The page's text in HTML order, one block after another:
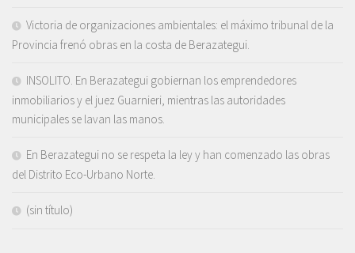
Victoria de organizaciones ambientales: el máximo tribunal de la
Provincia frenó obras en la costa de Berazategui.
INSOLITO. En Berazategui gobiernan los emprendedores
inmobiliarios y el juez Guarnieri, mientras las autoridades
municipales se lavan las manos.
En Berazategui no se respeta la ley y han comenzado las obras
del Distrito Eco-Urbano Norte.
(sin título)